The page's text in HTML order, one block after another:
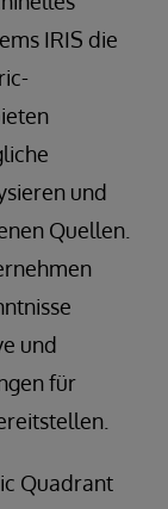
IRIS die
und
Quellen.
und
für
Quadrant